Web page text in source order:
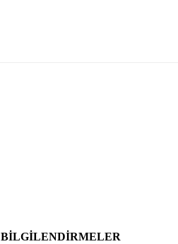
BILGILENDIRMELER